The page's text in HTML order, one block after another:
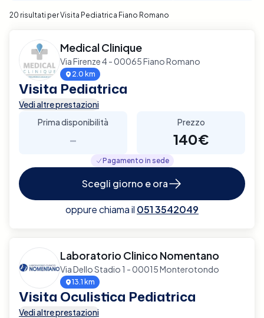
20 risultati per Visita Pediatrica Fiano Romano
Medical Clinique
Via Firenze 4 - 00065 Fiano Romano
2.0 km
Visita Pediatrica
Vedi altre prestazioni
Prima disponibilità
-
Prezzo
140€
Pagamento in sede
Scegli giorno e ora
oppure chiama il 051 3542049
Laboratorio Clinico Nomentano
Via Dello Stadio 1 - 00015 Monterotondo
13.1 km
Visita Oculistica Pediatrica
Vedi altre prestazioni